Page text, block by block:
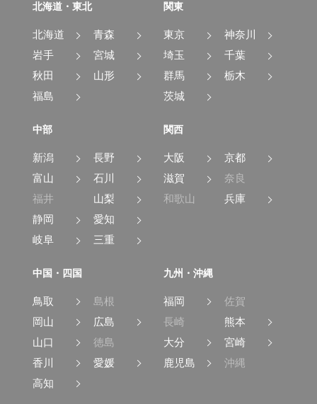
北海道・東北
北海道
青森
岩手
宮城
秋田
山形
福島
関東
東京
神奈川
埼玉
千葉
群馬
栃木
茨城
中部
新潟
長野
富山
石川
福井
山梨
静岡
愛知
岐阜
三重
関西
大阪
京都
滋賀
奈良
和歌山
兵庫
中国・四国
鳥取
島根
岡山
広島
山口
徳島
香川
愛媛
高知
九州・沖縄
福岡
佐賀
長崎
熊本
大分
宮崎
鹿児島
沖縄